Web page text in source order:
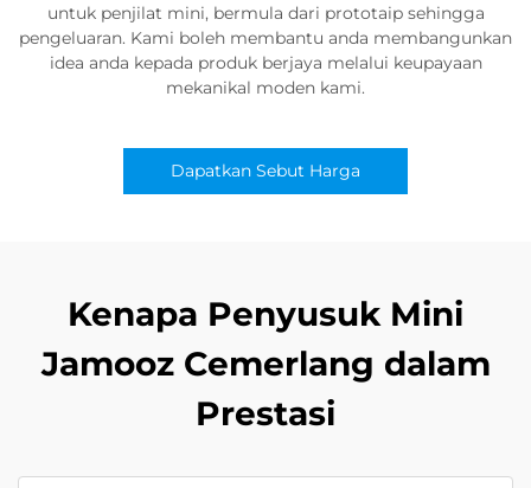
untuk penjilat mini, bermula dari prototaip sehingga
pengeluaran. Kami boleh membantu anda membangunkan
idea anda kepada produk berjaya melalui keupayaan
mekanikal moden kami.
Dapatkan Sebut Harga
Kenapa Penyusuk Mini
Jamooz Cemerlang dalam
Prestasi